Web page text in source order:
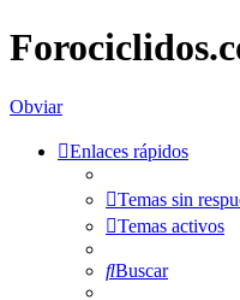
Obviar
Enlaces rápidos
Temas sin
Temas activos
Buscar